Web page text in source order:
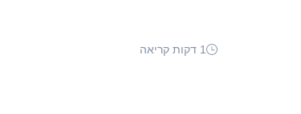
1 דקות קריאה